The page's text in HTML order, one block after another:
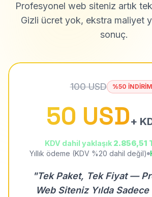
Profesyonel web siteniz artık
Gizli ücret yok, ekstra maliyet
sonuç.
100 USD %50 İNDİRİM
50 USD+
KDV dahil yaklaşık 2.856,51
Yıllık ödeme (KDV %20 dahil değil)
"Tek Paket, Tek Fiyat —
Web Siteniz Yılda